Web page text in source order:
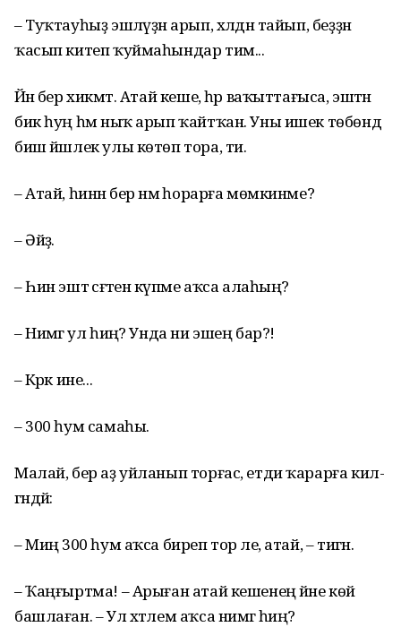
– Туҡтауһыҙ эшләүҙән арып, хәлдән тайып, беҙ­ҙән
ҡасып китеп ҡуйма­һын­дар тим...
Йәнә бер хикмәт. Атай ке­ше, һәр ваҡыттағыса, эштән
бик һуң һәм ныҡ арып ҡайт­ҡан. Уны ишек төбөндә
биш йәшлек улы көтөп тора, ти.
– Атай, һинән бер нәмә һорарға мөмкинме?
– Әйҙә.
– Һин эштә сәғәтенә күпме аҡса алаһың?
– Нимәгә ул һиңә? Унда ни эшең бар?!
– Кәрәк ине...
– 300 һум самаһы.
Малай, бер аҙ уйланып торғас, етди ҡарарға кил­
гәндәй:
– Миңә 300 һум аҡса би­реп тор әле, атай, – тигән.
– Ҡаңғыртма! – Арыған атай кешенең йәне көйә
башлаған. – Ул хәтлем аҡса нимәгә һиңә?